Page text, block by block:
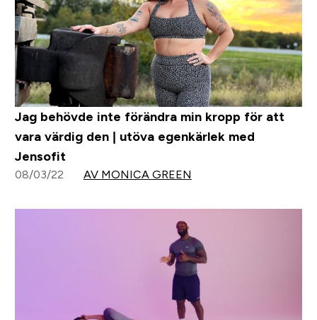
Jag behövde inte förändra min kropp för att
vara värdig den | utöva egenkärlek med
Jensofit
08/03/22 AV MONICA GREEN